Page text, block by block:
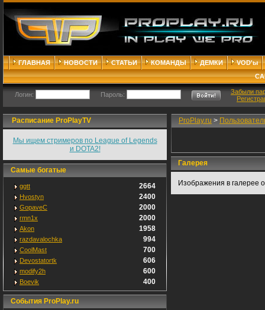
ГЛАВНАЯ НОВОСТИ СТАТЬИ КОМАНДЫ ДЕМКИ
VOD'ы
Логин: Пароль:
Забыли
Расписание ProPlayTV
Мы ищем стримеров по League of Legends
и DOTA2!
Самые богатые
ggtt 2664
Hvostyn 2400
GopaveC 2000
rmn1x 2000
Akon 1958
razdavalochka 994
CoolMast 700
Devostatortk 606
modify2h 600
Boevik 400
События ProPlay.ru
ProPlay.ru >
Галерея
Изображения в галерее